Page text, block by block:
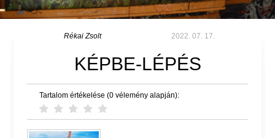
Rékai Zsolt 2022. 07. 17.
KÉPBE-LÉPÉS
Tartalom értékelése (0 vélemény alapján):